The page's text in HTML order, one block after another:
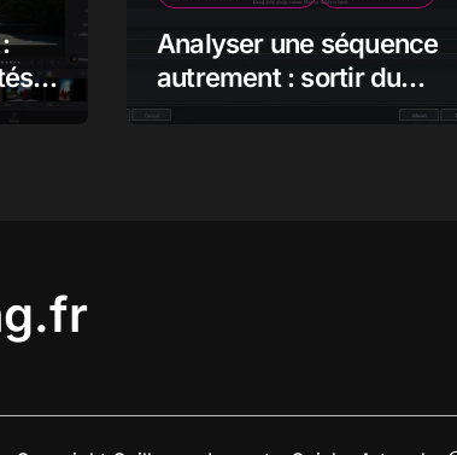
Analyser une séquence
autrement : sortir du
flux pour mieux voir